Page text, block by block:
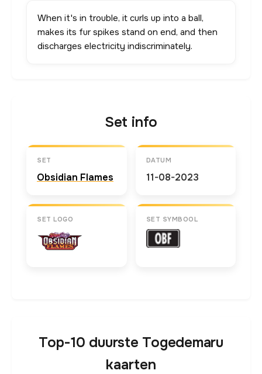
When it's in trouble, it curls up into a ball,
makes its fur spikes stand on end, and then
discharges electricity indiscriminately.
Set info
SET
Obsidian Flames
DATUM
11-08-2023
SET LOGO SET SYMBOOL
Top-10 duurste Togedemaru
kaarten